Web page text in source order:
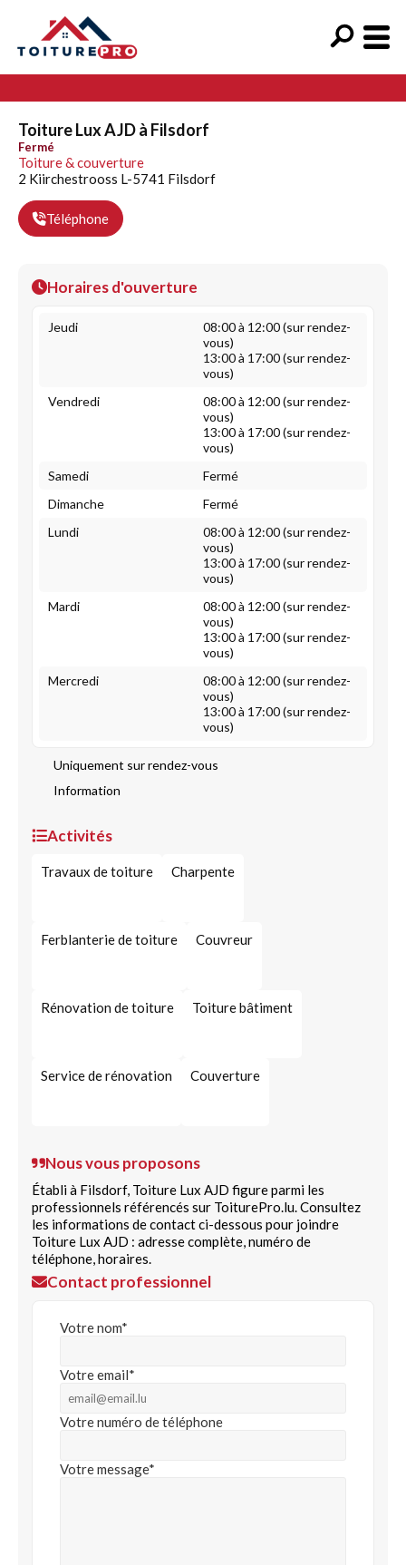
Toiture Lux AJD à Filsdorf
Fermé
Toiture & couverture
2 Kiirchestrooss L-5741 Filsdorf
Téléphone
Horaires d'ouverture
Jeudi
08:00 à 12:00 (sur rendez-
vous)
13:00 à 17:00 (sur rendez-
vous)
Vendredi
08:00 à 12:00 (sur rendez-
vous)
13:00 à 17:00 (sur rendez-
vous)
Samedi
Fermé
Dimanche
Fermé
Lundi
08:00 à 12:00 (sur rendez-
vous)
13:00 à 17:00 (sur rendez-
vous)
Mardi
08:00 à 12:00 (sur rendez-
vous)
13:00 à 17:00 (sur rendez-
vous)
Mercredi
08:00 à 12:00 (sur rendez-
vous)
13:00 à 17:00 (sur rendez-
vous)
Uniquement sur rendez-vous
Information
Activités
Travaux de toiture Charpente
Ferblanterie de toiture Couvreur
Rénovation de toiture Toiture bâtiment
Service de rénovation Couverture
Nous vous proposons
Établi à Filsdorf, Toiture Lux AJD figure parmi les
professionnels référencés sur ToiturePro.lu. Consultez
les informations de contact ci-dessous pour joindre
Toiture Lux AJD : adresse complète, numéro de
téléphone, horaires.
Contact professionnel
Votre nom*
Votre email*
Votre numéro de téléphone
Votre message*